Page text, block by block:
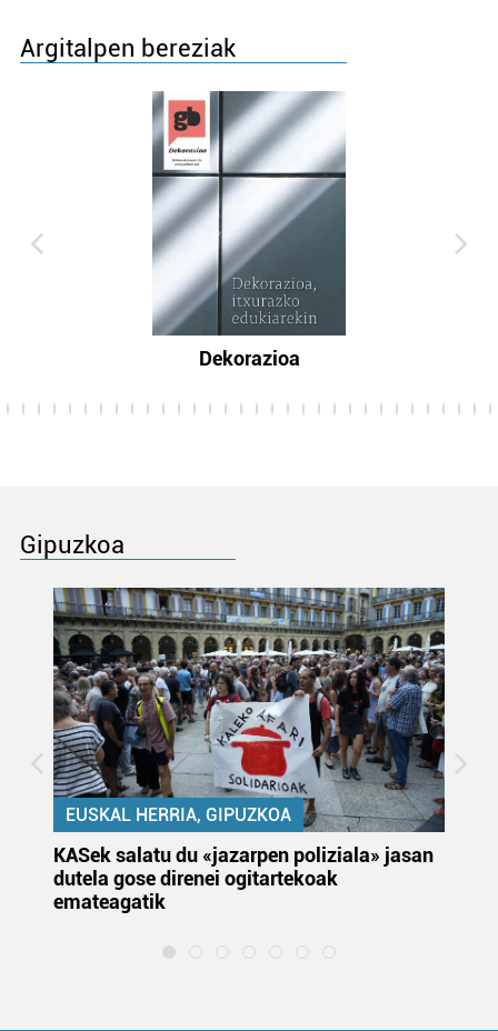
Argitalpen bereziak
Dekorazioa
Gipuzkoa
EUSKAL HERRIA, GIPUZKOA
KASek salatu du «jazarpen poliziala» jasan
dutela gose direnei ogitartekoak
emateagatik